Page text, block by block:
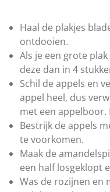
Haal de plakjes
ontdooien.
Als je een grote
deze dan in 4
Schil de appels en
appel heel, dus
met een appelboor.
Bestrijk de appels
te voorkomen.
Maak de
een half losgeklopt
Was de rozijnen en